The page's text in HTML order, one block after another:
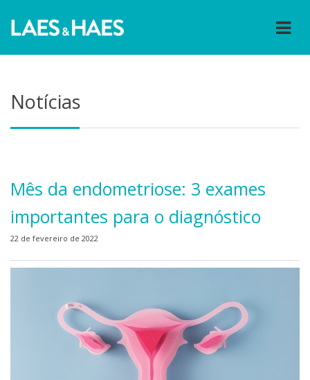
Notícias
Mês da endometriose: 3 exames
importantes para o diagnóstico
22 de fevereiro de 2022